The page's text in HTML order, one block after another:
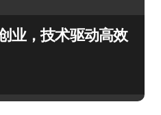
业，技术驱动高效